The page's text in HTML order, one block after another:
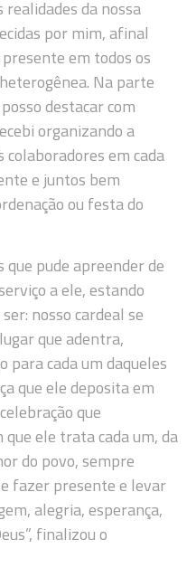
realidades da nossa
por mim, afinal
em todos os
Na parte
destacar com
organizando a
em cada
e juntos bem
ou festa do
pude apreender de
a ele, estando
nosso cardeal se
que adentra,
para cada um daqueles
que ele deposita em
que
ele trata cada um, da
do povo, sempre
fazer presente e levar
alegria, esperança,
finalizou o